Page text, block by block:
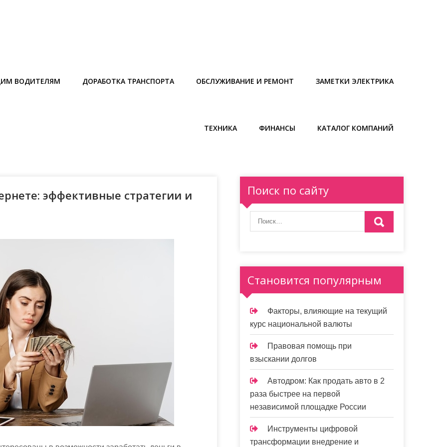
ВОДИТЕЛЯМ ДОРАБОТКА ТРАНСПОРТА ОБСЛУЖИВАНИЕ И РЕМОНТ ЗАМЕТКИ ЭЛЕКТРИКА
ТЕХНИКА ФИНАНСЫ КАТАЛОГ КОМПАНИЙ
эффективные стратегии и
Поиск по сайту
Становится популярным
Факторы, влияющие на текущий
курс национальной валюты
Правовая помощь при
взыскании долгов
Автодром: Как продать авто в 2
раза быстрее на первой
независимой площадке России
Инструменты цифровой
трансформации внедрение и